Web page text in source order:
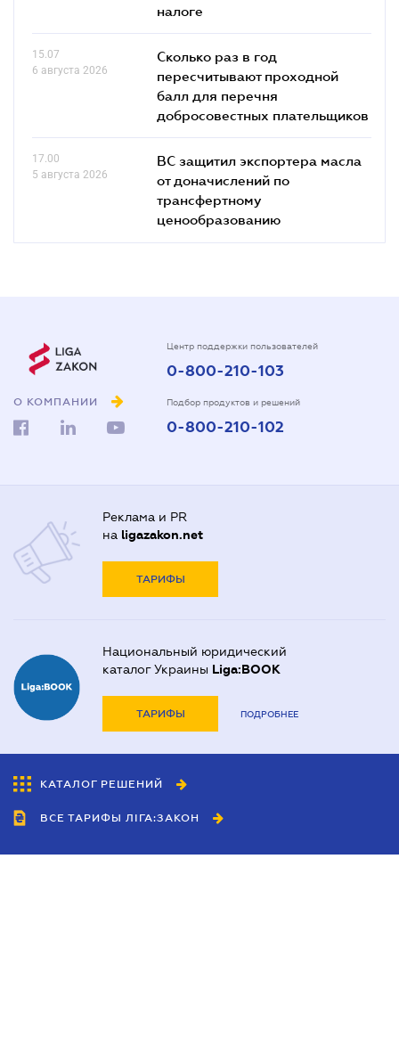
налоге
15.07
6 августа 2026
Сколько раз в год
пересчитывают проходной
балл для перечня
добросовестных плательщиков
17.00
5 августа 2026
ВС защитил экспортера масла
от доначислений по
трансфертному
ценообразованию
О КОМПАНИИ
Центр поддержки пользователей
0-800-210-103
Подбор продуктов и решений
0-800-210-102
Реклама и PR
на ligazakon.net
ТАРИФЫ
Национальный юридический
каталог Украины Liga:BOOK
ТАРИФЫ ПОДРОБНЕЕ
КАТАЛОГ РЕШЕНИЙ
ВСЕ ТАРИФЫ ЛІГА:ЗАКОН